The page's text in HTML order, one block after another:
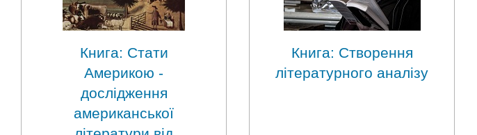
Книга: Стати
Америкою -
дослідження
американської
Книга: Створення
літературного аналізу